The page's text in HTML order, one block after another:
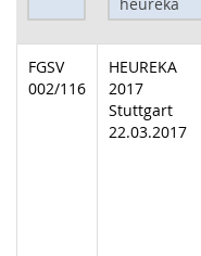
FGSV
002/116
HEUREKA
2017
Stuttgart
22.03.2017